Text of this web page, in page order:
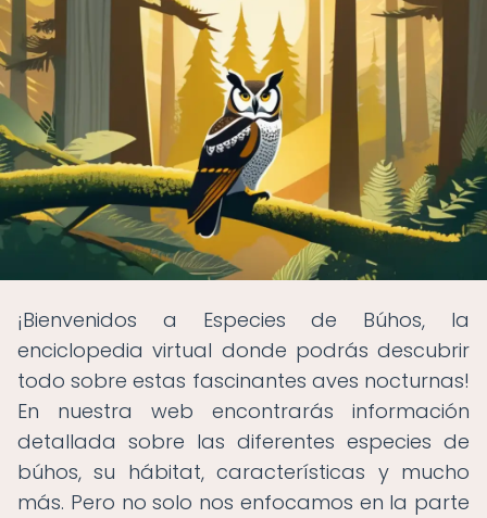
¡Bienvenidos a Especies de Búhos, la
enciclopedia virtual donde podrás descubrir
todo sobre estas fascinantes aves nocturnas!
En nuestra web encontrarás información
detallada sobre las diferentes especies de
búhos, su hábitat, características y mucho
más. Pero no solo nos enfocamos en la parte